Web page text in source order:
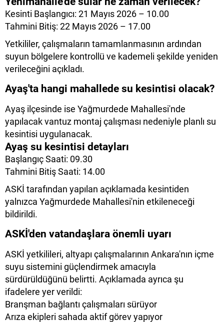
Kesinti Başlangıcı: 21 Mayıs 2026 – 10.00
Tahmini Bitiş: 22 Mayıs 2026 – 17.00
Yetkililer, çalışmaların tamamlanmasının ardından
suyun bölgelere kontrollü ve kademeli şekilde yeniden
verileceğini açıkladı.
Ayaş'ta hangi mahallede su kesintisi olacak?
Ayaş ilçesinde ise Yağmurdede Mahallesi'nde
yapılacak vantuz montaj çalışması nedeniyle planlı su
kesintisi uygulanacak.
Ayaş su kesintisi detayları
Başlangıç Saati: 09.30
Tahmini Bitiş Saati: 14.00
ASKİ tarafından yapılan açıklamada kesintiden
yalnızca Yağmurdede Mahallesi'nin etkileneceği
bildirildi.
ASKİ'den vatandaşlara önemli uyarı
ASKİ yetkilileri, altyapı çalışmalarının Ankara'nın içme
suyu sistemini güçlendirmek amacıyla
sürdürüldüğünü belirtti. Açıklamada ayrıca şu
ifadelere yer verildi:
Branşman bağlantı çalışmaları sürüyor
Arıza ekipleri sahada aktif görev yapıyor